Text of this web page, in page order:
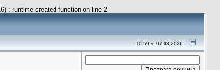
: runtime-created function on line 2
10.59 ч. 07.08.2026.